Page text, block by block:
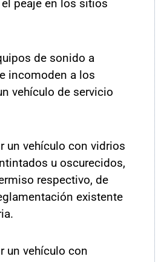
el peaje en los sitios
de sonido a
incomoden a los
vehículo de servicio
un vehículo con vidrios
u oscurecidos,
respectivo, de
existente
un vehículo con